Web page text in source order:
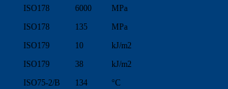
ISO178 6000
MPa
ISO178 135
MPa
ISO179 10
kJ/m2
ISO179 38
kJ/m2
ISO75-2/B 134
°C